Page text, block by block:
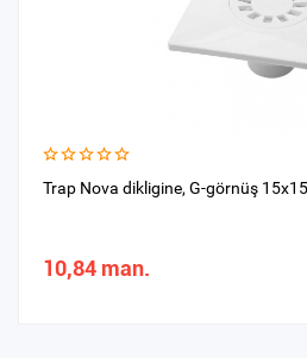
Trap Nova dikligine, G-görnüş
10,84 man.